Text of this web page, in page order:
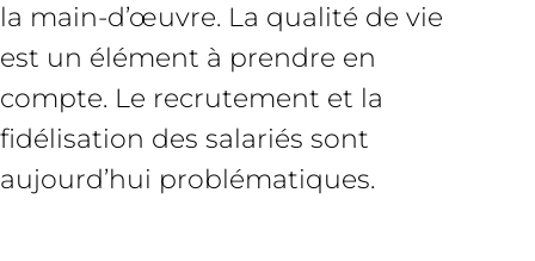
la main-d’œuvre. La qualité de vie
est un élément à prendre en
compte. Le recrutement et la
fidélisation des salariés sont
aujourd’hui problématiques.